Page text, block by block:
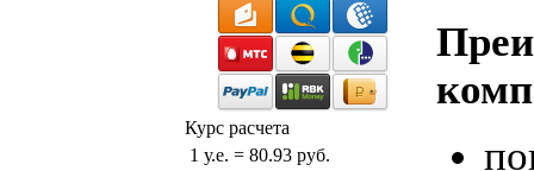
Курс расчета
1 у.е. = 80.93 руб.